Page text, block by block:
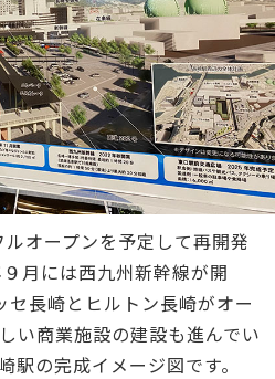
オープンを予定して再開発
月には西九州新幹線が開
長崎とヒルトン長崎がオー
い商業施設の建設も進んでい
駅の完成イメージ図です。